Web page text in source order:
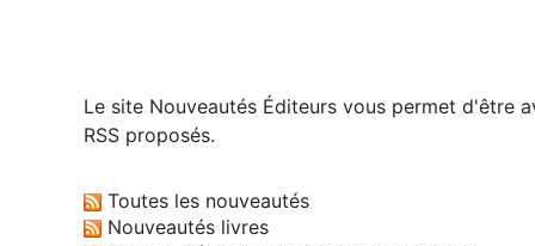
Le site Nouveautés Éditeurs vous permet d'être
RSS proposés.
Toutes les nouveautés
Nouveautés livres